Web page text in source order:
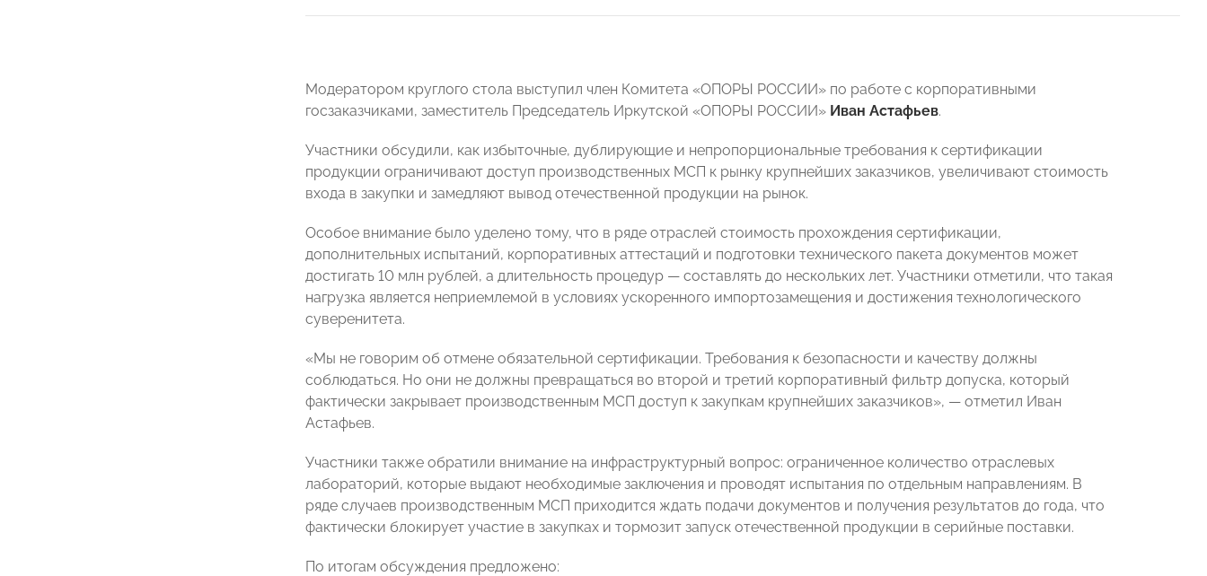
Модератором круглого стола выступил член Комитета «ОПОРЫ РОССИИ» по работе с корпоративными
госзаказчиками, заместитель Председатель Иркутской «ОПОРЫ РОССИИ» Иван Астафьев.
Участники обсудили, как избыточные, дублирующие и непропорциональные требования к сертификации
продукции ограничивают доступ производственных МСП к рынку крупнейших заказчиков, увеличивают стоимость
входа в закупки и замедляют вывод отечественной продукции на рынок.
Особое внимание было уделено тому, что в ряде отраслей стоимость прохождения сертификации,
дополнительных испытаний, корпоративных аттестаций и подготовки технического пакета документов может
достигать 10 млн рублей, а длительность процедур — составлять до нескольких лет. Участники отметили, что такая
нагрузка является неприемлемой в условиях ускоренного импортозамещения и достижения технологического
суверенитета.
«Мы не говорим об отмене обязательной сертификации. Требования к безопасности и качеству должны
соблюдаться. Но они не должны превращаться во второй и третий корпоративный фильтр допуска, который
фактически закрывает производственным МСП доступ к закупкам крупнейших заказчиков», — отметил Иван
Астафьев.
Участники также обратили внимание на инфраструктурный вопрос: ограниченное количество отраслевых
лабораторий, которые выдают необходимые заключения и проводят испытания по отдельным направлениям. В
ряде случаев производственным МСП приходится ждать подачи документов и получения результатов до года, что
фактически блокирует участие в закупках и тормозит запуск отечественной продукции в серийные поставки.
По итогам обсуждения предложено: